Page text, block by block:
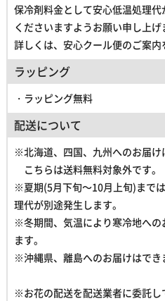
保冷剤料金として安心低温処理
くださいますようお願い申し上げ
詳しくは、安心クール便のご案内
ラッピング
・ラッピング無料
配送について
※北海道、四国、九州へのお届け
こちらは送料無料対象外です。
※夏期(5月下旬～10月上旬)までは
理代が別途発生します。
※冬期間、気温により寒冷地へ
ます。
※沖縄県、離島へのお届けはでき
※お花の配送を配送業者に委託し